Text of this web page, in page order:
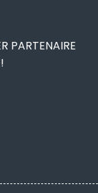
PARTENAIRE